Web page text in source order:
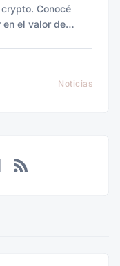
Conocé
el valor de
Noticias